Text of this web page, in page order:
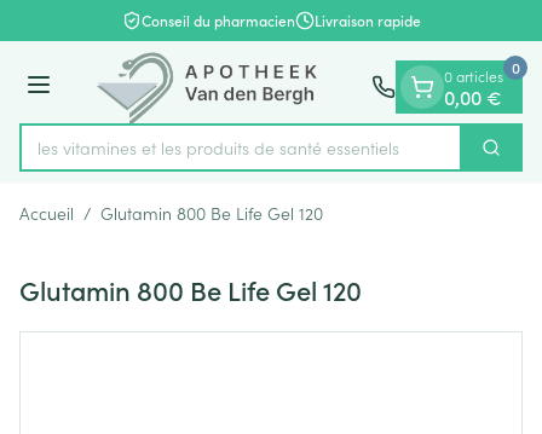
Aller au contenu
1 de 1Conseil du pharmacien Livraison rapide
Menu
Rechercher
les vitamines et les produits de santé essentiels
0 articles
0,00 €
0
Accueil / Glutamin 800 Be Life Gel 120
Glutamin 800 Be Life Gel 120